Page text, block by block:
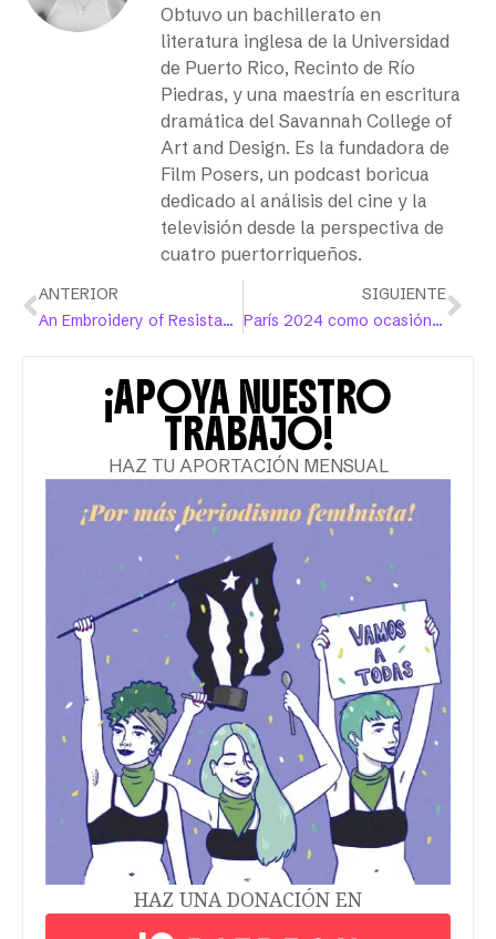
Obtuvo un bachillerato en
literatura inglesa de la Universidad
de Puerto Rico, Recinto de Río
Piedras, y una maestría en escritura
dramática del Savannah College of
Art and Design. Es la fundadora de
Film Posers, un podcast boricua
dedicado al análisis del cine y la
televisión desde la perspectiva de
cuatro puertorriqueños.
ANTERIOR
An Embroidery of Resistance is Woven Between Puerto Rico and the Palestinian Diaspora in Canada
SIGUIENTE
París 2024 como ocasión para hablar sobre deporte y equidad de género
¡APOYA NUESTRO
TRABAJO!
HAZ TU APORTACIÓN MENSUAL
HAZ UNA DONACIÓN EN